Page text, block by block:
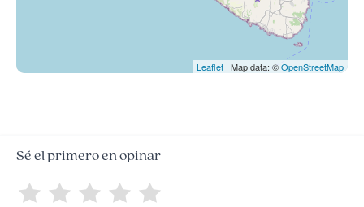
Leaflet | Map data: ©OpenStreetMap
Sé el primero en opinar